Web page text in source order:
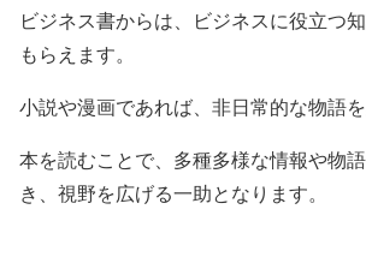
ビジネス書からは、ビジネスに役立つ
もらえます。
小説や漫画であれば、非日常的な物語を
本を読むことで、多種多様な情報や物
き、視野を広げる一助となります。